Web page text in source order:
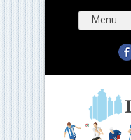
- Menu -